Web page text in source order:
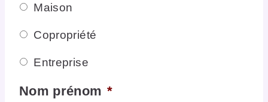
Maison
Copropriété
Entreprise
Nom prénom *